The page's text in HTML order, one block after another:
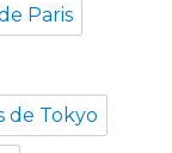
Paris
de Tokyo